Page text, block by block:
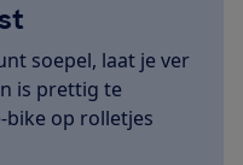
soepel, laat je ver
is prettig te
bike op rolletjes